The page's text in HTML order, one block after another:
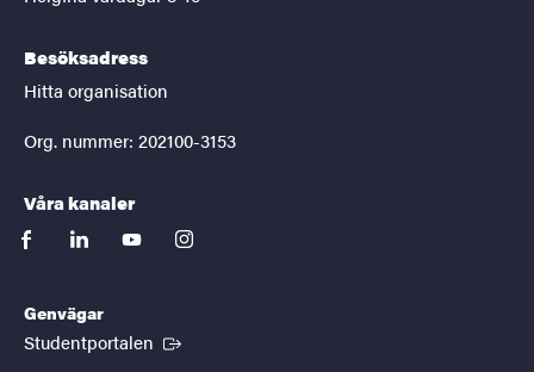
Besöksadress
Hitta organisation
Org. nummer: 202100-3153
Våra kanaler
facebooklinkedinyoutubeinstagram
Genvägar
Studentportalen (Extern länk)